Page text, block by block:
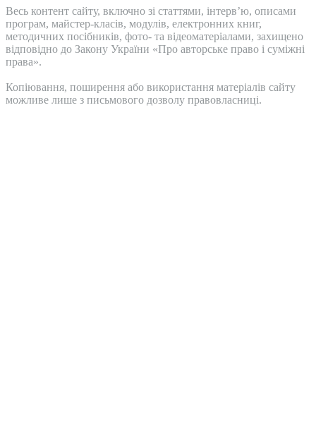
Весь контент сайту, включно зі статтями, інтерв’ю, описами
програм, майстер-класів, модулів, електронних книг,
методичних посібників, фото- та відеоматеріалами, захищено
відповідно до Закону України «Про авторське право і суміжні
права».
Копіювання, поширення або використання матеріалів сайту
можливе лише з письмового дозволу правовласниці.